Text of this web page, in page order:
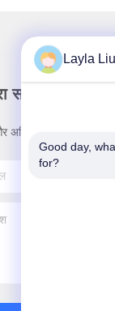
समाचार पत्र
अधिक के लिए हमारे
Layla Liu
Good day,
for?